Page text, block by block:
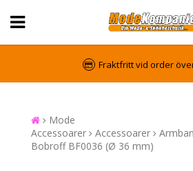
Fraktfritt vid order
Mode
Accessoarer
Accessoarer
Bobroff BF0036 (Ø 36 mm)